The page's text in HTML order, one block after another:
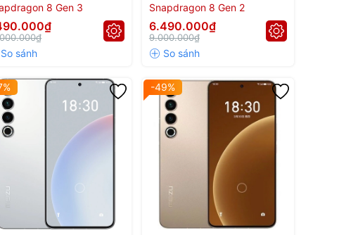
8 Gen 3
Snapdragon 8 Gen 2
6.490.000₫
9.000.000₫
-49%